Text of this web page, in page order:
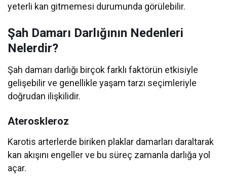
yeterli kan gitmemesi durumunda görülebilir.
Şah Damarı Darlığının Nedenleri
Nelerdir?
Şah damarı darlığı birçok farklı faktörün etkisiyle
gelişebilir ve genellikle yaşam tarzı seçimleriyle
doğrudan ilişkilidir.
Ateroskleroz
Karotis arterlerde biriken plaklar damarları daraltarak
kan akışını engeller ve bu süreç zamanla darlığa yol
açar.